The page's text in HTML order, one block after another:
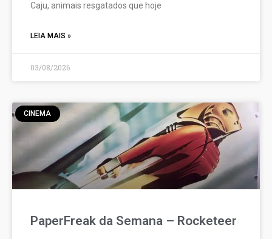
Caju, animais resgatados que hoje
LEIA MAIS »
03/08/2026
CINEMA
PaperFreak da Semana – Rocketeer